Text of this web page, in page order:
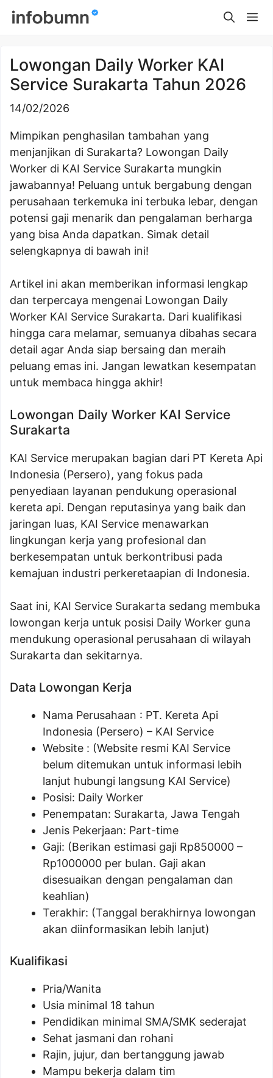
Skip
Lowongan Daily Worker KAI
Service Surakarta Tahun 2026
14/02/2026
Mimpikan penghasilan tambahan yang
menjanjikan di Surakarta? Lowongan Daily
Worker di KAI Service Surakarta mungkin
jawabannya! Peluang untuk bergabung dengan
perusahaan terkemuka ini terbuka lebar, dengan
potensi gaji menarik dan pengalaman berharga
yang bisa Anda dapatkan. Simak detail
selengkapnya di bawah ini!
Artikel ini akan memberikan informasi lengkap
dan terpercaya mengenai Lowongan Daily
Worker KAI Service Surakarta. Dari kualifikasi
hingga cara melamar, semuanya dibahas secara
detail agar Anda siap bersaing dan meraih
peluang emas ini. Jangan lewatkan kesempatan
untuk membaca hingga akhir!
Lowongan Daily Worker KAI Service
Surakarta
KAI Service merupakan bagian dari PT Kereta Api
Indonesia (Persero), yang fokus pada
penyediaan layanan pendukung operasional
kereta api. Dengan reputasinya yang baik dan
jaringan luas, KAI Service menawarkan
lingkungan kerja yang profesional dan
berkesempatan untuk berkontribusi pada
kemajuan industri perkeretaapian di Indonesia.
Saat ini, KAI Service Surakarta sedang membuka
lowongan kerja untuk posisi Daily Worker guna
mendukung operasional perusahaan di wilayah
Surakarta dan sekitarnya.
Data Lowongan Kerja
Nama Perusahaan : PT. Kereta Api
Indonesia (Persero) – KAI Service
Website : (Website resmi KAI Service
belum ditemukan untuk informasi lebih
lanjut hubungi langsung KAI Service)
Posisi: Daily Worker
Penempatan: Surakarta, Jawa Tengah
Jenis Pekerjaan: Part-time
Gaji: (Berikan estimasi gaji Rp850000 –
Rp1000000 per bulan. Gaji akan
disesuaikan dengan pengalaman dan
keahlian)
Terakhir: (Tanggal berakhirnya lowongan
akan diinformasikan lebih lanjut)
Kualifikasi
Pria/Wanita
Usia minimal 18 tahun
Pendidikan minimal SMA/SMK sederajat
Sehat jasmani dan rohani
Rajin, jujur, dan bertanggung jawab
Mampu bekerja dalam tim